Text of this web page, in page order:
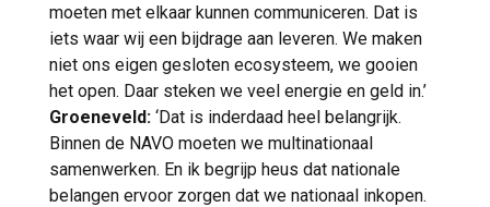
moeten met elkaar kunnen communiceren. Dat is
iets waar wij een bijdrage aan leveren. We maken
niet ons eigen gesloten ecosysteem, we gooien
het open. Daar steken we veel energie en geld in.’
Groeneveld: ‘Dat is inderdaad heel belangrijk.
Binnen de NAVO moeten we multinationaal
samenwerken. En ik begrijp heus dat nationale
belangen ervoor zorgen dat we nationaal inkopen.